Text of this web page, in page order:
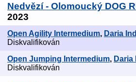
Nedvězí - Olomoucký DOG
2023
Open Agility Intermedium, Daria
Diskvalifikován
Open Jumping Intermedium, Daria
Diskvalifikován